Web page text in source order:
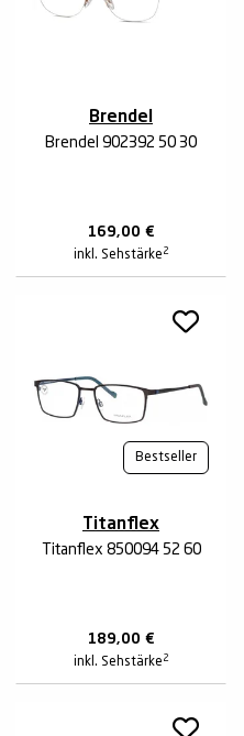
Brendel
Brendel 902392 50 30
169,00 €
inkl. Sehstärke 2
Bestseller
Titanflex
Titanflex 850094 52 60
189,00 €
inkl. Sehstärke 2